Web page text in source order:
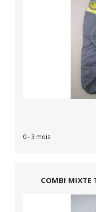
0 - 3 mois
COMBI MIXTE